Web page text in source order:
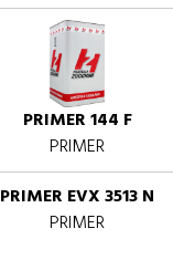
PRIMER 144 F
PRIMER
PRIMER EVX 3513 N
PRIMER